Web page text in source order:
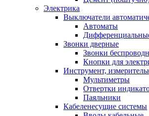
Электрика
Выключатели
Автоматы
Звонки дверные
Звонки
Кнопки для
Инструмент,
Мультиметры
Отвертки
Паяльники
Кабеленесущие системы